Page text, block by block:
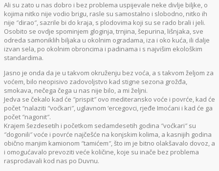
Ali su zato u nas dobro i bez problema uspijevale neke divlje biljke, o
kojima nitko nije vodio brigu, rasle su samostalno i slobodno, nitko ih
nije ″dirao″, sazrile bi do kraja, s plodovima koji su se rado brali i jeli.
Osobito se ovdje spominjem gloginja, trnjina, šepurina, lišnjaka, sve
odreda samoniklih biljaka u okolnim ogradama, iza i oko kuća, ili dalje
izvan sela, po okolnim obroncima i padinama i s najvišim ekološkim
standardima.
Jasno je onda da je u takvom okruženju bez voća, a s takvom željom za
voćem, bilo neopisivo zadovoljstvo kad stigne sezona grožđa,
smokava, nečega čega u nas nije bilo, a mi željni.
Jedva se čekalo kad će ″prispit″ ovo mediteransko voće i povrće, kad će
počet ″nalaziti ″voćkari″, uglavnom ‘ercegovci, rjeđe Imoćani i kad će ga
počet ″nagonit″.
Krajem šezdesetih i početkom sedamdesetih godina ″voćkari″ su
″dogonili″ voće i povrće najčešće na konjskim kolima, a kasnijih godina
obično manjim kamionom ″tamićem″, što im je bitno olakšavalo dovoz, a
i omogućavalo prevoziti veće količine, koje su inače bez problema
rasprodavali kod nas po Duvnu.